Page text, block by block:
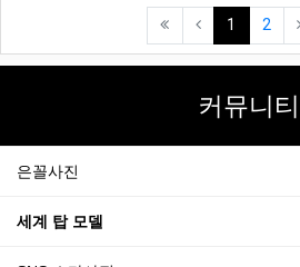
1 (current)
2
커뮤니티
은꼴사진
세계 탑 모델